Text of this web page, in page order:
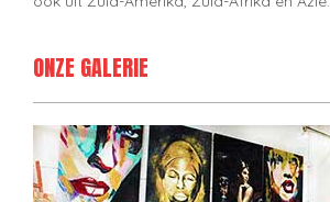
ONZE GALERIE